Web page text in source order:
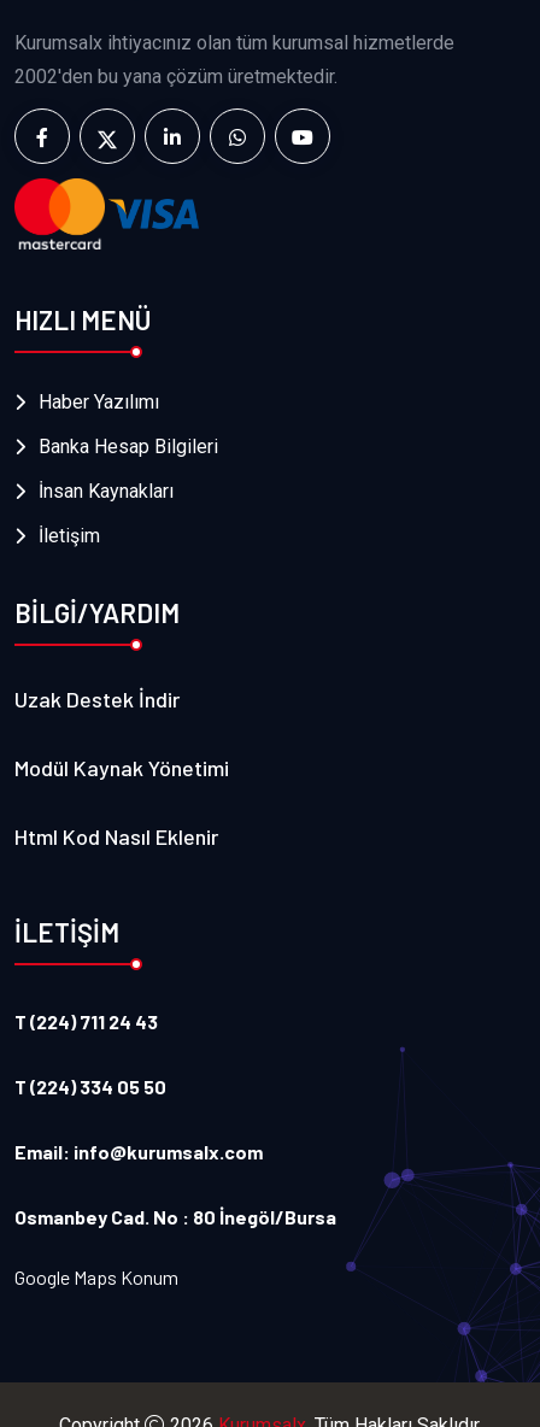
Kurumsalx ihtiyacınız olan tüm kurumsal hizmetlerde
2002'den bu yana çözüm üretmektedir.
HIZLI MENÜ
Haber Yazılımı
Banka Hesap Bilgileri
İnsan Kaynakları
İletişim
BİLGİ/YARDIM
Uzak Destek İndir
Modül Kaynak Yönetimi
Html Kod Nasıl Eklenir
İLETİŞİM
T (224) 711 24 43
T (224) 334 05 50
Email: info@kurumsalx.com
Osmanbey Cad. No : 80 İnegöl/Bursa
Google Maps Konum